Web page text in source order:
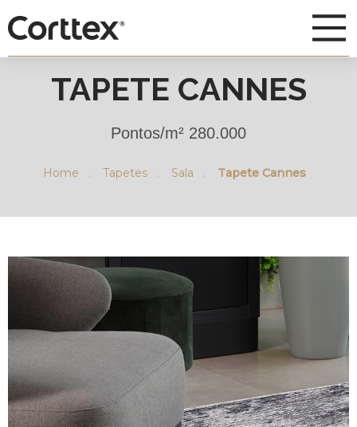
TAPETE CANNES
Pontos/m² 280.000
Home . Tapetes . Sala . Tapete Cannes